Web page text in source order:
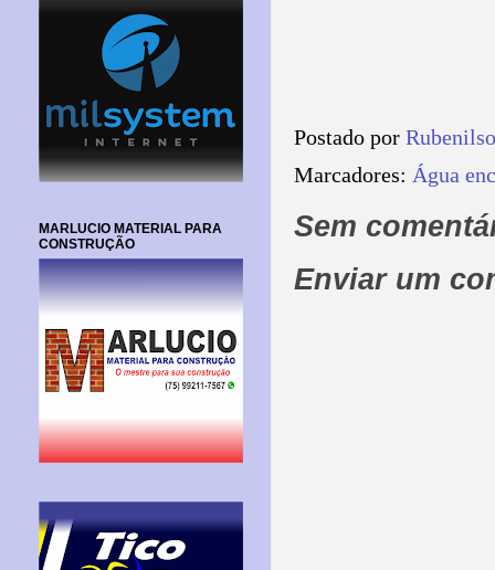
Postado por
Marcadores: Água
Sem
Enviar um
MARLUCIO MATERIAL PARA
CONSTRUÇÃO